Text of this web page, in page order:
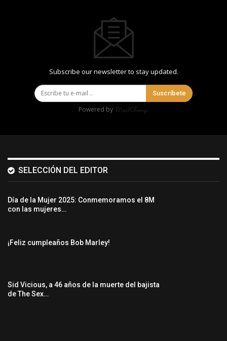
Subscribe our newsletter to stay updated.
Suscríbete
Powered by
SELECCIÓN DEL EDITOR
Día de la Mujer 2025: Conmemoramos el 8M
con las mujeres…
¡Feliz cumpleaños Bob Marley!
Sid Vicious, a 46 años de la muerte del bajista
de The Sex…